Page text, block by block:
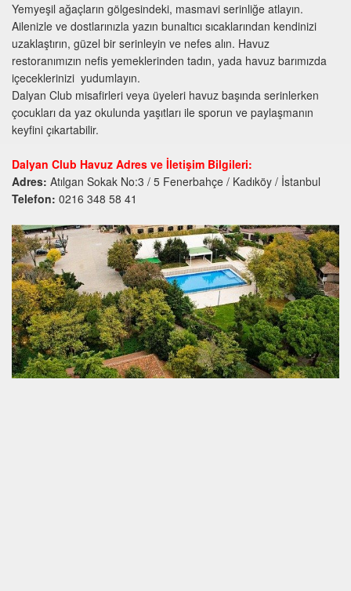
Yemyeşil ağaçların gölgesindeki, masmavi serinliğe atlayın.
Ailenizle ve dostlarınızla yazın bunaltıcı sıcaklarından kendinizi
uzaklaştırın, güzel bir serinleyin ve nefes alın. Havuz
restoranımızın nefis yemeklerinden tadın, yada havuz barımızda
içeceklerinizi yudumlayın.
Dalyan Club misafirleri veya üyeleri havuz başında serinlerken
çocukları da yaz okulunda yaşıtları ile sporun ve paylaşmanın
keyfini çıkartabilir.
Dalyan Club Havuz Adres ve İletişim Bilgileri:
Adres: Atılgan Sokak No:3 / 5 Fenerbahçe / Kadıköy / İstanbul
Telefon: 0216 348 58 41